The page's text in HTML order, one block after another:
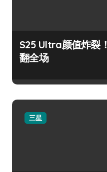
S25 Ultra颜值炸裂
翻全场
三星